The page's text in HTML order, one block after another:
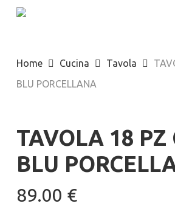
Skip
content
Home Cucina Tavola
BLU PORCELLANA
TAVOLA 18 PZ
BLU
89.00 €